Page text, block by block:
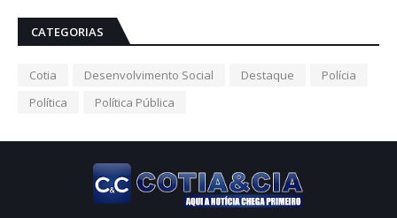
CATEGORIAS
Cotia Desenvolvimento Social Destaque
Polícia
Política
Política Pública